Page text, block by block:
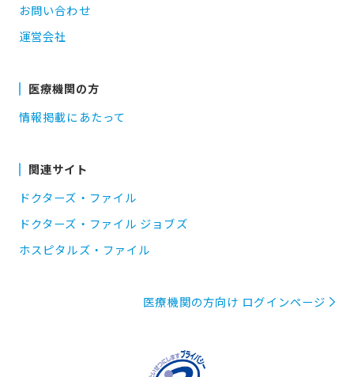
お問い合わせ
運営会社
医療機関の方
情報掲載にあたって
関連サイト
ドクターズ・ファイル
ドクターズ・ファイル ジョブズ
ホスピタルズ・ファイル
医療機関の方向け ログインページ